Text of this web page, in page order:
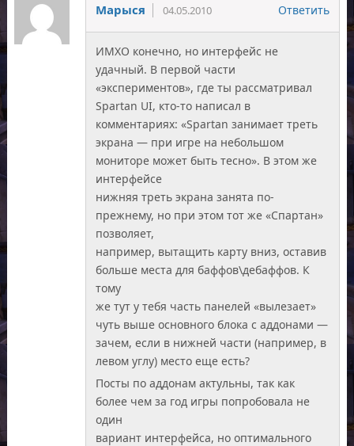
Марыся 04.05.2010 Ответить
ИМХО конечно, но интерфейс не
удачный. В первой части
«экспериментов», где ты рассматривал
Spartan UI, кто-то написал в
комментариях: «Spartan занимает треть
экрана — при игре на небольшом
мониторе может быть тесно». В этом же
интерфейсе
нижняя треть экрана занята по-
прежнему, но при этом тот же «Спартан»
позволяет,
например, вытащить карту вниз, оставив
больше места для баффов\дебаффов. К
тому
же тут у тебя часть панелей «вылезает»
чуть выше основного блока с аддонами —
зачем, если в нижней части (например, в
левом углу) место еще есть?
Посты по аддонам актульны, так как
более чем за год игры попробовала не
один
вариант интерфейса, но оптимального